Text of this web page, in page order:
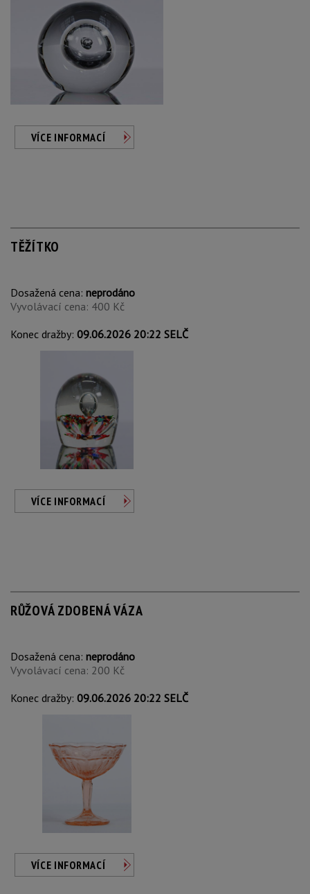
VÍCE INFORMACÍ
TĚŽÍTKO
Dosažená cena: neprodáno
Vyvolávací cena: 400 Kč
Konec dražby: 09.06.2026 20:22 SELČ
VÍCE INFORMACÍ
RŮŽOVÁ ZDOBENÁ VÁZA
Dosažená cena: neprodáno
Vyvolávací cena: 200 Kč
Konec dražby: 09.06.2026 20:22 SELČ
VÍCE INFORMACÍ